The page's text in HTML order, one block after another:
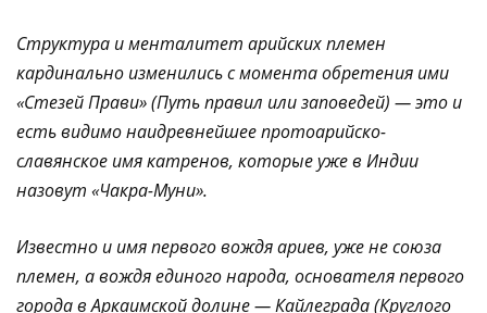
Структура и менталитет арийских племен
кардинально изменились с момента обретения ими
«Стезей Прави» (Путь правил или заповедей) — это и
есть видимо наидревнейшее протоарийско-
славянское имя катренов, которые уже в Индии
назовут «Чакра-Муни».
Известно и имя первого вождя ариев, уже не союза
племен, а вождя единого народа, основателя первого
города в Аркаимской долине — Кайлеграда (Круглого